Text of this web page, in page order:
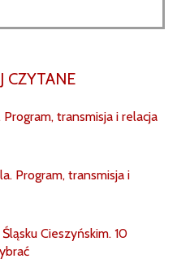
CZYTANE
transmisja i relacja
Program, transmisja i
Cieszyńskim. 10